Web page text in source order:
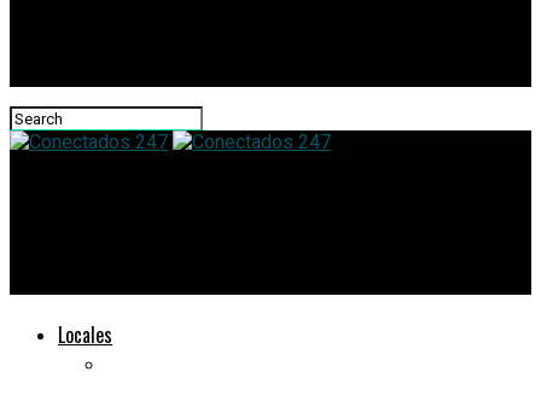
Locales